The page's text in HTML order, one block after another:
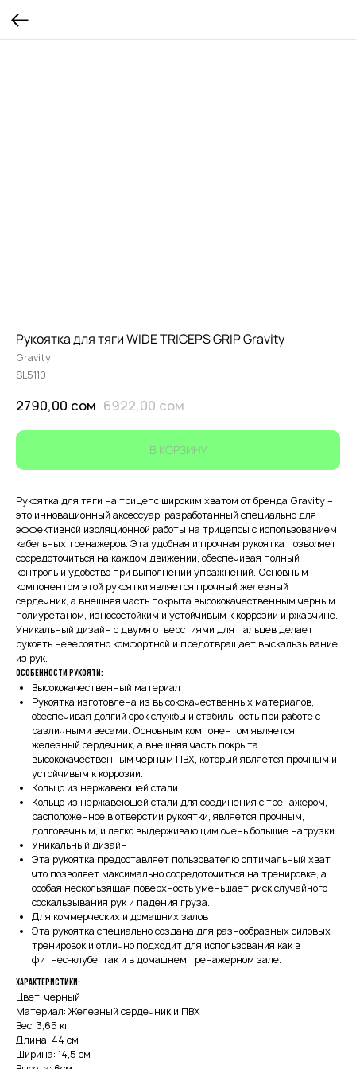
Рукоятка для тяги WIDE TRICEPS GRIP Gravity
Gravity
SL5110
2790,00 сом 6922,00сом
В КОРЗИНУ
Рукоятка для тяги на трицепс широким хватом от бренда Gravity –
это инновационный аксессуар, разработанный специально для
эффективной изоляционной работы на трицепсы с использованием
кабельных тренажеров. Эта удобная и прочная рукоятка позволяет
сосредоточиться на каждом движении, обеспечивая полный
контроль и удобство при выполнении упражнений. Основным
компонентом этой рукоятки является прочный железный
сердечник, а внешняя часть покрыта высококачественным черным
полиуретаном, износостойким и устойчивым к коррозии и ржавчине.
Уникальный дизайн с двумя отверстиями для пальцев делает
рукоять невероятно комфортной и предотвращает выскальзывание
из рук.
Особенности рукояти:
Высококачественный материал
Рукоятка изготовлена из высококачественных материалов,
обеспечивая долгий срок службы и стабильность при работе с
различными весами. Основным компонентом является
железный сердечник, а внешняя часть покрыта
высококачественным черным ПВХ, который является прочным и
устойчивым к коррозии.
Кольцо из нержавеющей стали
Кольцо из нержавеющей стали для соединения с тренажером,
расположенное в отверстии рукоятки, является прочным,
долговечным, и легко выдерживающим очень большие нагрузки.
Уникальный дизайн
Эта рукоятка предоставляет пользователю оптимальный хват,
что позволяет максимально сосредоточиться на тренировке, а
особая нескользящая поверхность уменьшает риск случайного
соскальзывания рук и падения груза.
Для коммерческих и домашних залов
Эта рукоятка специально создана для разнообразных силовых
тренировок и отлично подходит для использования как в
фитнес-клубе, так и в домашнем тренажерном зале.
Характеристики:
Цвет: черный
Материал: Железный сердечник и ПВХ
Вес: 3,65 кг
Длина: 44 см
Ширина: 14,5 см